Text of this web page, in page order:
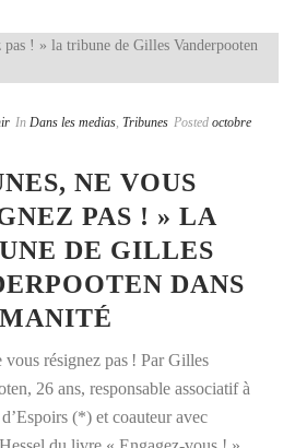
In Dans les medias, Tribunes Posted octobre
NE VOUS
PAS ! » LA
DE GILLES
DANS
vous résignez pas ! Par Gilles
26 ans, responsable associatif à
(*) et coauteur avec